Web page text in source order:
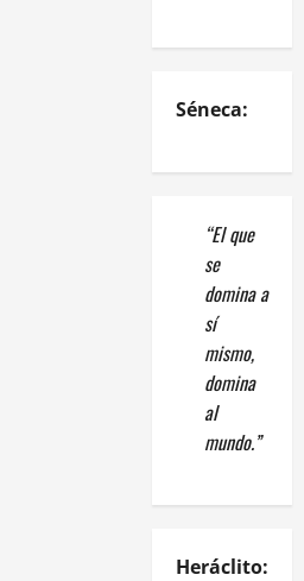
Séneca:
“El que
se
domina a
sí
mismo,
domina
al
mundo.”
Heráclito: